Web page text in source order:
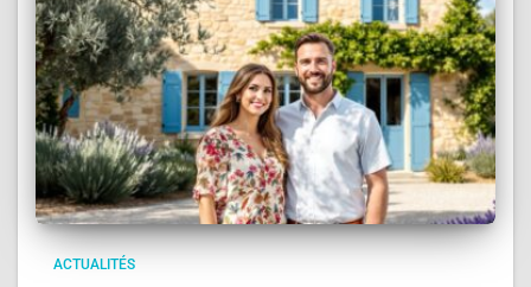
ACTUALITÉS